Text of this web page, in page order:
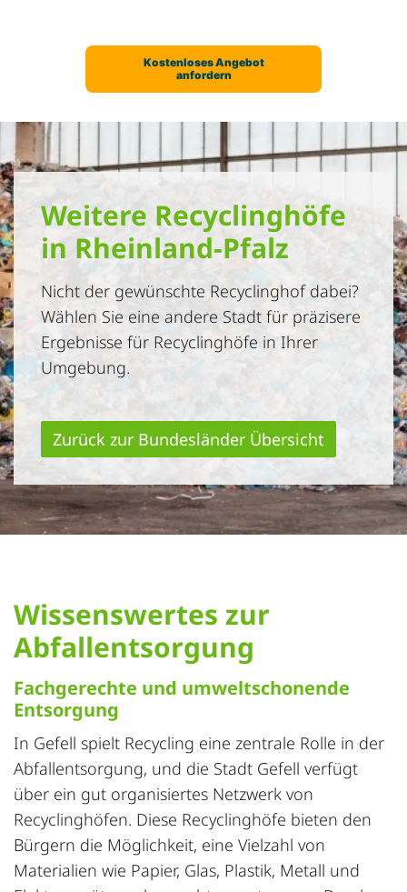
Weitere Recyclinghöfe
in Rheinland-Pfalz
Nicht der gewünschte Recyclinghof dabei?
Wählen Sie eine andere Stadt für präzisere
Ergebnisse für Recyclinghöfe in Ihrer
Umgebung.
Zurück zur Bundesländer Übersicht
Wissenswertes zur
Abfallentsorgung
Fachgerechte und umweltschonende
Entsorgung
In Gefell spielt Recycling eine zentrale Rolle in der
Abfallentsorgung, und die Stadt Gefell verfügt
über ein gut organisiertes Netzwerk von
Recyclinghöfen. Diese Recyclinghöfe bieten den
Bürgern die Möglichkeit, eine Vielzahl von
Materialien wie Papier, Glas, Plastik, Metall und